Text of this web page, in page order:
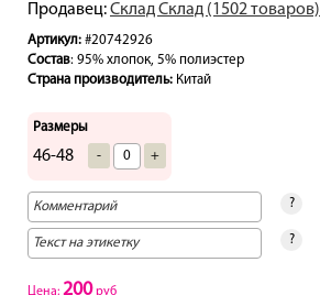
Продавец:Склад Склад (1502 товаров)
Артикул: #20742926
Состав: 95% хлопок, 5% полиэстер
Страна производитель: Китай
Размеры
46-48 - +
?
?
Цена: 200руб